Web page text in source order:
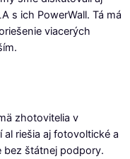
s ich PowerWall. Tá má
viacerých
zhotovitelia v
riešia aj fotovoltické a
bez štátnej podpory.